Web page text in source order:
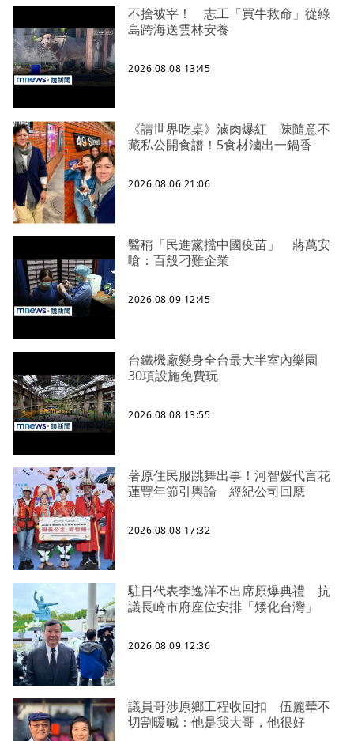
不捨被宰！ 志工「買牛救命」從綠
島跨海送雲林安養
2026.08.08 13:45
《請世界吃桌》滷肉爆紅 陳隨意不
藏私公開食譜！5食材滷出一鍋香
2026.08.06 21:06
醫稱「民進黨擋中國疫苗」 蔣萬安
嗆：百般刁難企業
2026.08.09 12:45
台鐵機廠變身全台最大半室內樂園
30項設施免費玩
2026.08.08 13:55
著原住民服跳舞出事！河智媛代言花
蓮豐年節引輿論 經紀公司回應
2026.08.08 17:32
駐日代表李逸洋不出席原爆典禮 抗
議長崎市府座位安排「矮化台灣」
2026.08.09 12:36
議員哥涉原鄉工程收回扣 伍麗華不
切割暖喊：他是我大哥，他很好